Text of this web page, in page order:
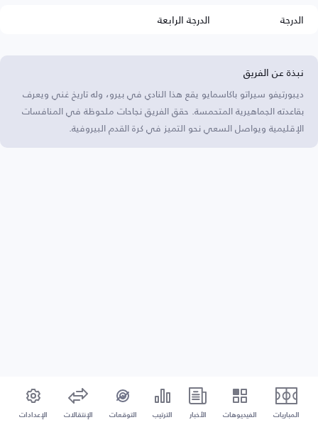
الدرجة
الدرجة الرابعة
نبذة عن الفريق
ديبورتيفو سيراتو باكاسمايو يقع هذا النادي في بيرو، وله تاريخ غني ويعرف
بقاعدته الجماهيرية المتحمسة. حقق الفريق نجاحات ملحوظة في المنافسات
الإقليمية ويواصل السعي نحو التميز في كرة القدم البيروفية.
المباريات الفيديوهات الأخبار الترتيب التوقعات الإنتقالات الإعدادات